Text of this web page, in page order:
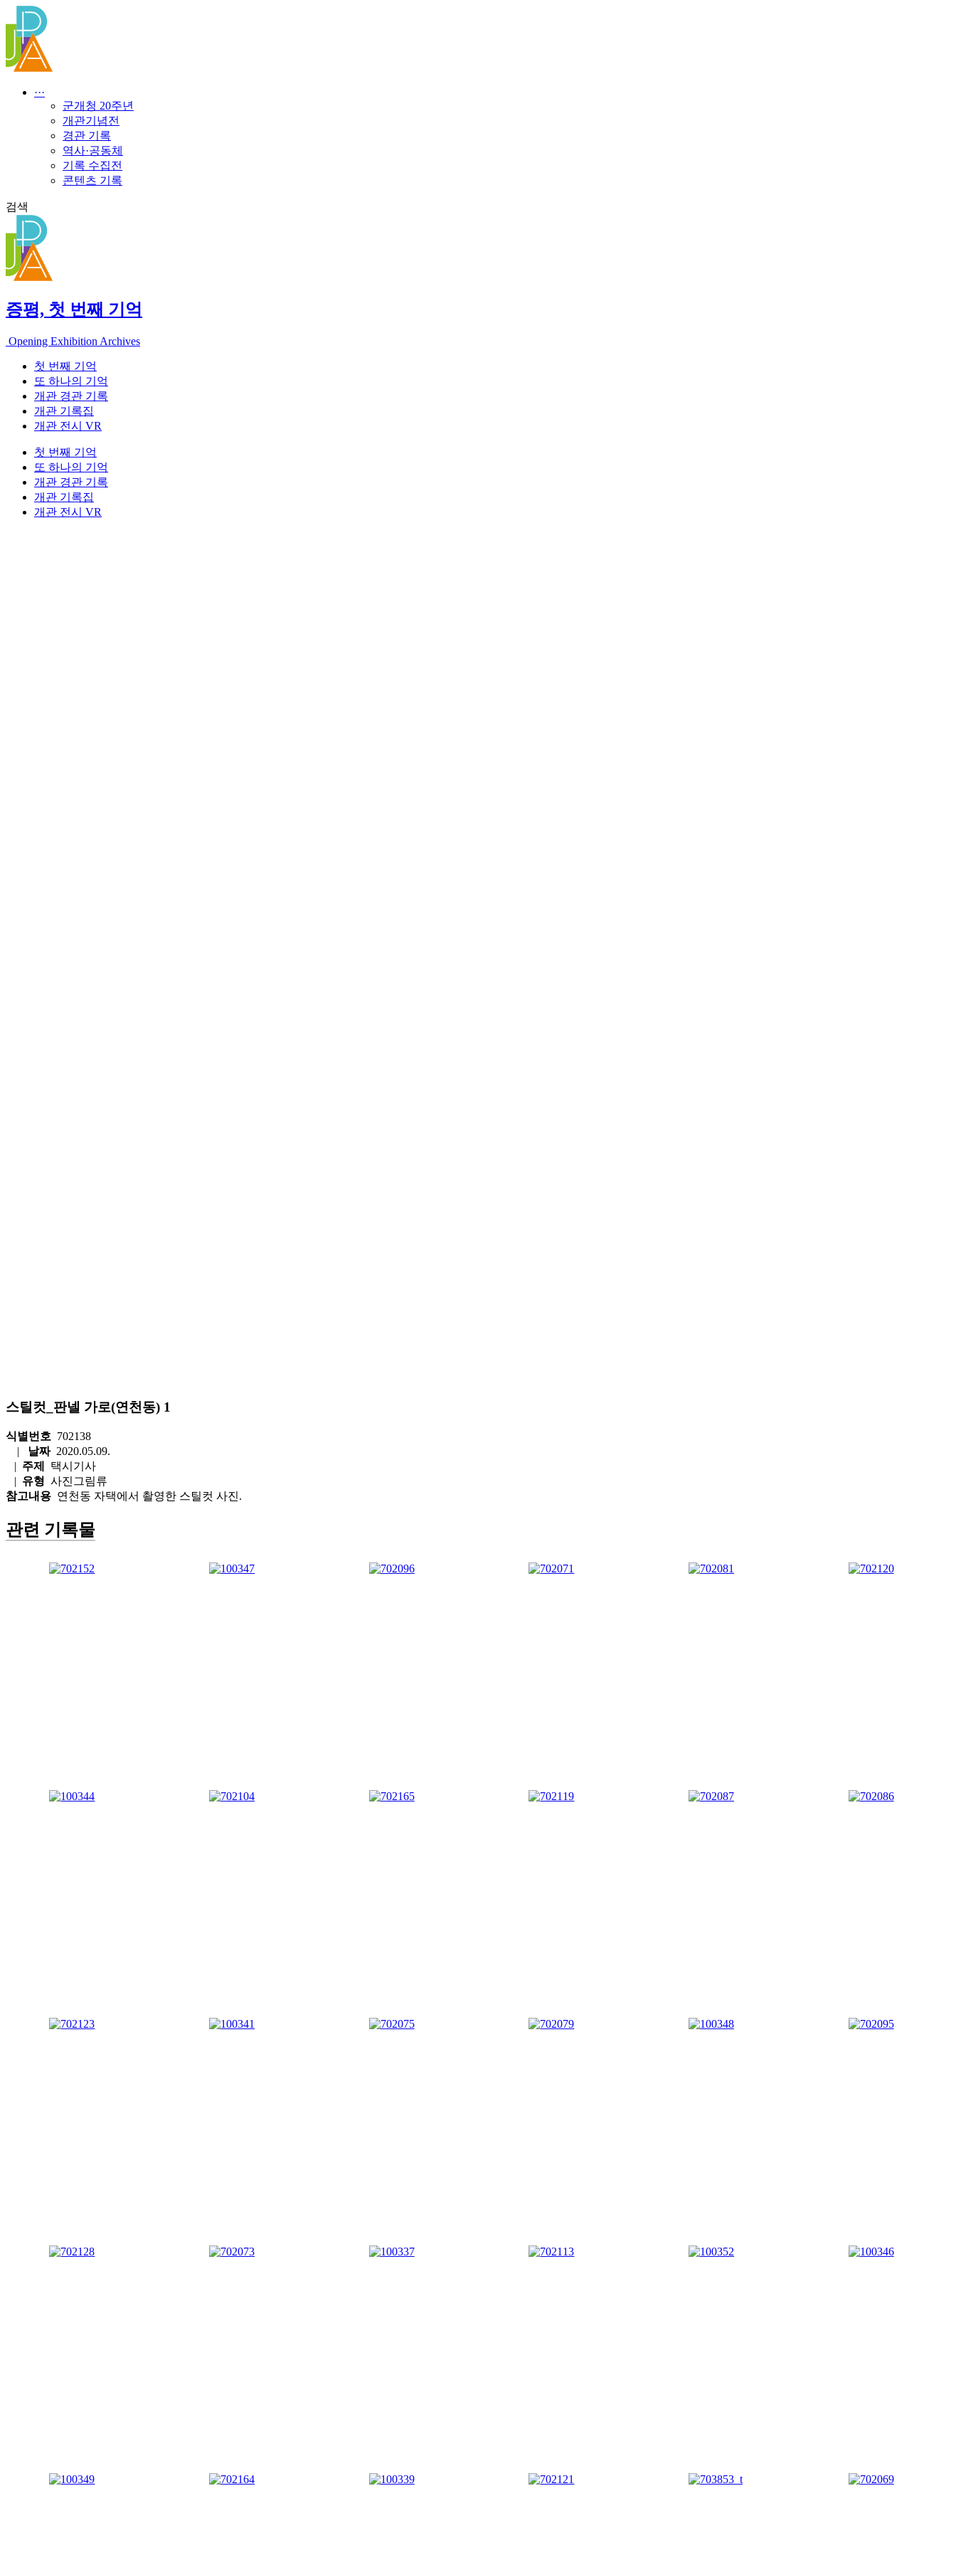
텐
로
건
···
군개청 20주년
개관기념전
경관 기록
역사·공동체
기록 수집전
콘텐츠 기록
검색
증평, 첫 번째 기억
Opening Exhibition Archives
첫 번째 기억
또 하나의 기억
개관 경관 기록
개관 기록집
개관 전시 VR
첫 번째 기억
또 하나의 기억
개관 경관 기록
개관 기록집
개관 전시 VR
스틸컷_판넬 가로(연천동) 1
식별번호 702138
| 날짜2020.05.09.
| 주제
택시기사
| 유형 사진그림류
참고내용 연천동 자택에서 촬영한 스틸컷 사진.
관련 기록물